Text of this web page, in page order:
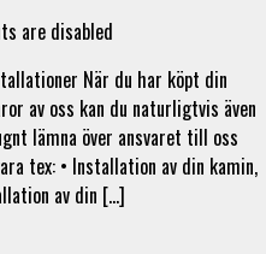
are disabled
När du har köpt din
av oss kan du naturligtvis även
lämna över ansvaret till oss
tex: • Installation av din kamin,
av din […]